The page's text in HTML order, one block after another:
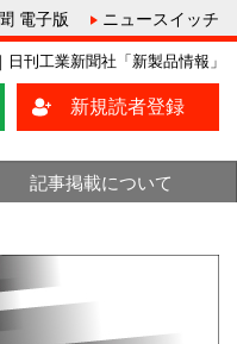
電子版 ニュースイッチ
刊工業新聞社「新製品情報」
新規読者登録
記事掲載について